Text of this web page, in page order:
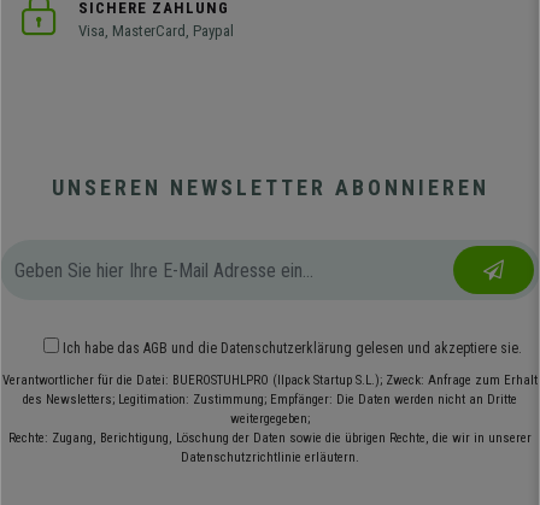
SICHERE ZAHLUNG
Visa, MasterCard, Paypal
UNSEREN NEWSLETTER ABONNIEREN
Ich habe das AGB und die Datenschutzerklärung gelesen und akzeptiere sie.
Verantwortlicher für die Datei: BUEROSTUHLPRO (Ilpack Startup S.L.); Zweck: Anfrage zum Erhalt
des Newsletters; Legitimation: Zustimmung; Empfänger: Die Daten werden nicht an Dritte
weitergegeben;
Rechte: Zugang, Berichtigung, Löschung der Daten sowie die übrigen Rechte, die wir in unserer
Datenschutzrichtlinie erläutern.